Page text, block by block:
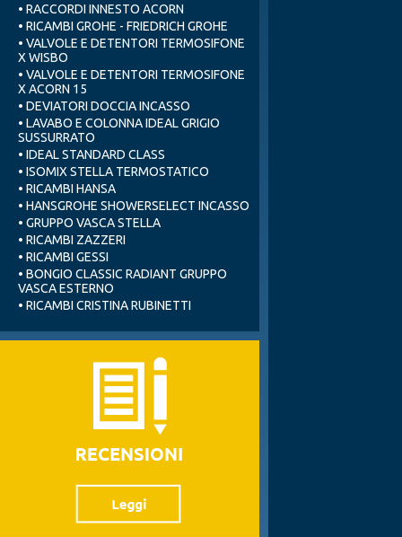
• RACCORDI INNESTO ACORN
• RICAMBI GROHE - FRIEDRICH GROHE
• VALVOLE E DETENTORI TERMOSIFONE
X WISBO
• VALVOLE E DETENTORI TERMOSIFONE
X ACORN 15
• DEVIATORI DOCCIA INCASSO
• LAVABO E COLONNA IDEAL GRIGIO
SUSSURRATO
• IDEAL STANDARD CLASS
• ISOMIX STELLA TERMOSTATICO
• RICAMBI HANSA
• HANSGROHE SHOWERSELECT INCASSO
• GRUPPO VASCA STELLA
• RICAMBI ZAZZERI
• RICAMBI GESSI
• BONGIO CLASSIC RADIANT GRUPPO
VASCA ESTERNO
• RICAMBI CRISTINA RUBINETTI